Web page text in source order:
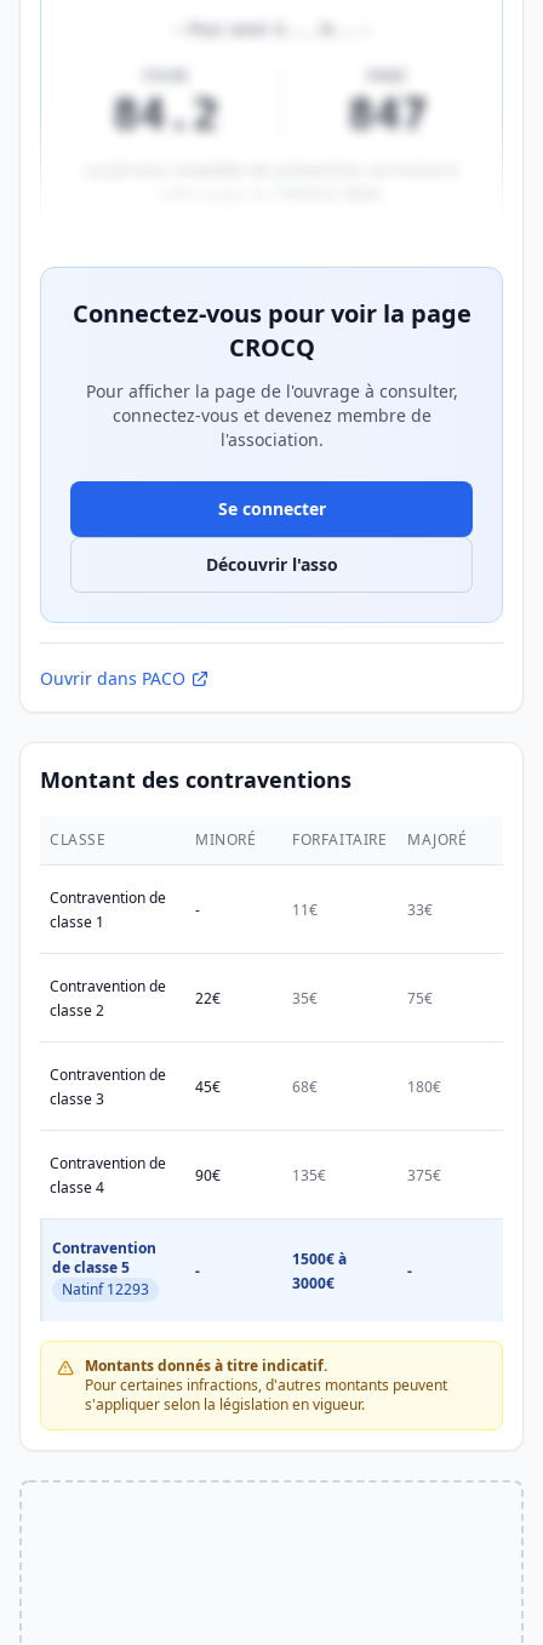
Pour avoir à
84.2 847
Connectez-vous pour voir la page
CROCQ
Pour afficher la page de l'ouvrage à consulter,
connectez-vous et devenez membre de
l'association.
Se connecter
Découvrir l'asso
Ouvrir dans PACO
Montant des contraventions
CLASSE MINORÉ FORFAITAIRE MAJORÉ
Contravention de
classe 1
- 11€ 33€
Contravention de
classe 2
22€ 35€ 75€
Contravention de
classe 3
45€ 68€ 180€
Contravention de
classe 4
90€ 135€ 375€
Contravention
de classe 5
Natinf 12293
-
1500€ à
3000€
-
Montants donnés à titre indicatif.
Pour certaines infractions, d'autres montants peuvent
s'appliquer selon la législation en vigueur.